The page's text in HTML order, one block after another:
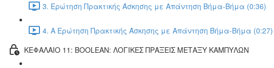
3. Ερώτηση Πρακτικής Άσκησης με Απάντηση Βήμα-Βήμα (0:36)
4. Α Ερώτηση Πρακτικής Άσκησης με Απάντηση Βήμα-Βήμα (0:27)
ΚΕΦΑΛΑΙΟ 11: BOOLEAN: ΛΟΓΙΚΕΣ ΠΡΑΞΕΙΣ ΜΕΤΑΞΥ ΚΑΜΠΥΛΩΝ